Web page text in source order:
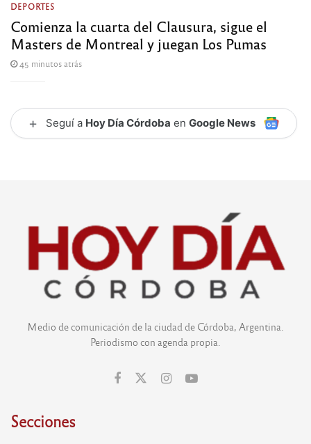
DEPORTES
Comienza la cuarta del Clausura, sigue el
Masters de Montreal y juegan Los Pumas
45 minutos atrás
+ Seguí a Hoy Día Córdoba en Google News
Medio de comunicación de la ciudad de Córdoba, Argentina.
Periodismo con agenda propia.
Secciones